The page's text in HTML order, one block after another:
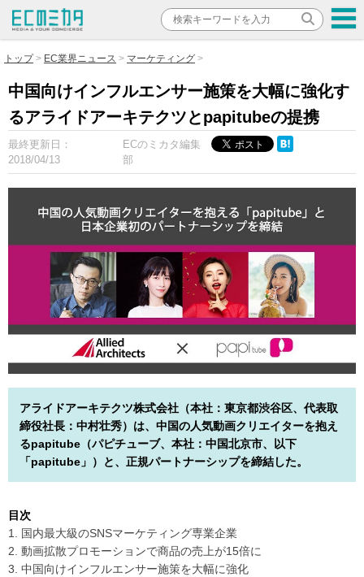
トップ EC業界ニュース マーケティング
中国向けインフルエンサー施策を大幅に強化す
るアライドアーキテクツとpapitubeの提携
最終更新日：
2018/04/13
ECのミカタ編集
部
アライドアーキテクツ株式会社（本社：東京都渋谷区、代表取
締役社長：中村壮秀）は、中国の人気動画クリエイターを抱え
るpapitube（パピチューブ、本社：中国北京市、以下
「papitube」）と、正規パートナーシップを締結した。
目次
1. 国内最大級のSNSマーケティング専業企業
2. 動画拡散プロモーションで商品の売上が15倍に
3. 中国向けインフルエンサー施策を大幅に強化